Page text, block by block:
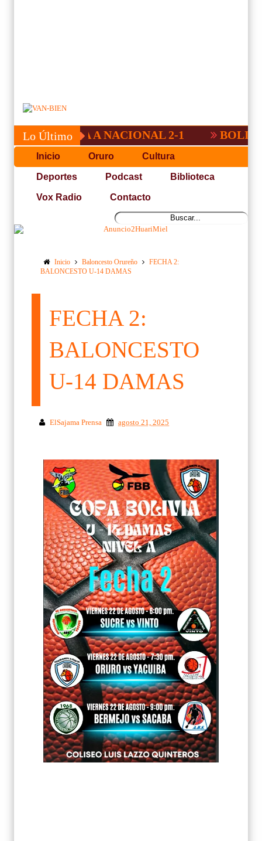
Lo Último
DERROTA A NACIONAL 2-1
Inicio Oruro Cultura
Deportes Podcast Biblioteca
Vox Radio Contacto
Inicio Baloncesto Orureño
FECHA 2:
BALONCESTO U-14 DAMAS
FECHA 2:
BALONCESTO
U-14 DAMAS
ElSajama Prensa agosto 21, 2025